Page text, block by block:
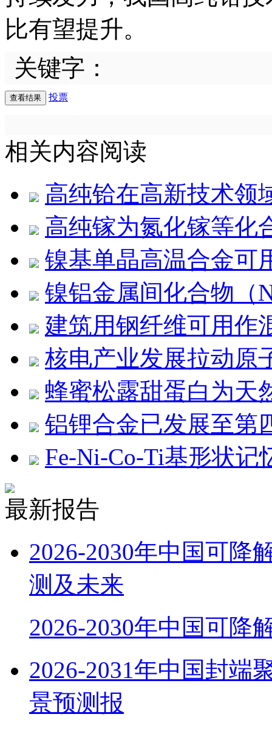
比有望提升。
关键字：
投票
相关内容阅读
高纯铪在高新技术领
高纯镓为氮化镓等化
镍基单晶高温合金可
镍铝金属间化合物（
建筑用钢纤维可用作
核电产业发展拉动原
蜂蜜松露甜蛋白为天
铝锂合金已发展至第
Fe-Ni-Co-Ti基形状记
最新报告
2026-2030年中国可降
测及未来
2026-2030年中国可降
2026-2031年中国封端
景预测报